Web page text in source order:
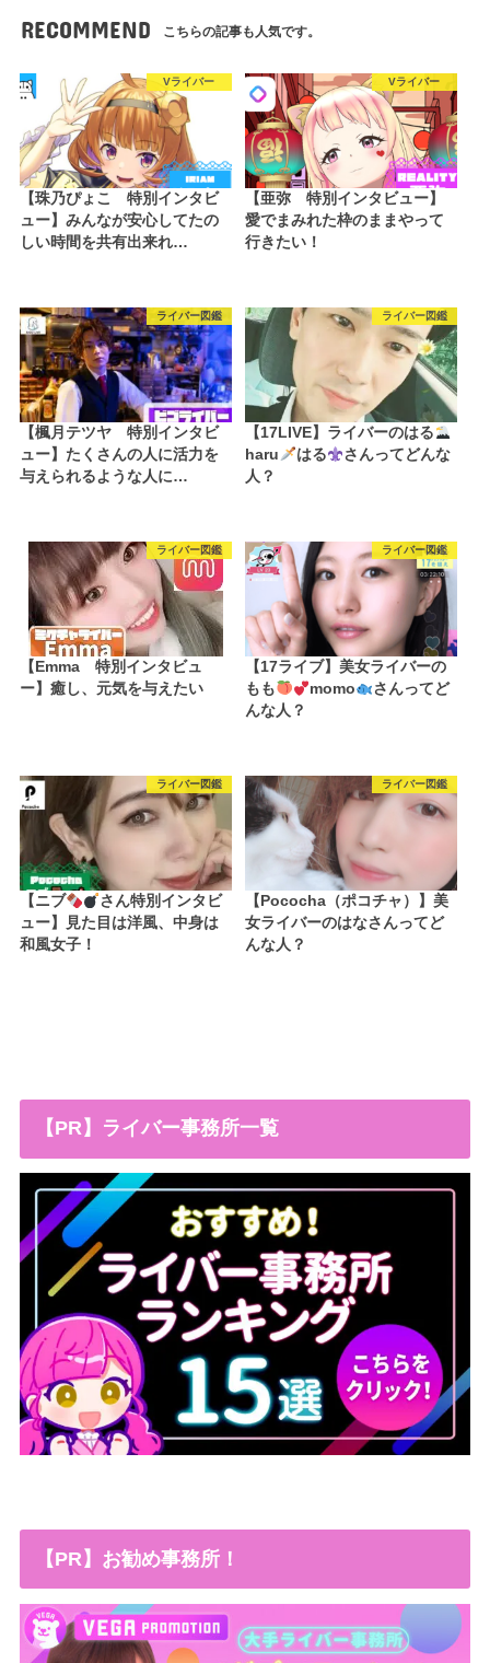
RECOMMEND こちらの記事も人気です。
Vライバー
【珠乃ぴょこ 特別インタビ
ュー】みんなが安心してたの
しい時間を共有出来れ…
Vライバー
【亜弥 特別インタビュー】
愛でまみれた枠のままやって
行きたい！
ライバー図鑑
【楓月テツヤ 特別インタビ
ュー】たくさんの人に活力を
与えられるような人に…
ライバー図鑑
【17LIVE】ライバーのはる
haru
はる
さんってどんな
人？
ライバー図鑑
【Emma 特別インタビュ
ー】癒し、元気を与えたい
ライバー図鑑
【17ライブ】美女ライバーの
もも
momo
さんってど
んな人？
ライバー図鑑
【ニブ
さん特別インタビ
ュー】見た目は洋風、中身は
和風女子！
ライバー図鑑
【Pococha（ポコチャ）】美
女ライバーのはなさんってど
んな人？
【PR】ライバー事務所一覧
【PR】お勧め事務所！